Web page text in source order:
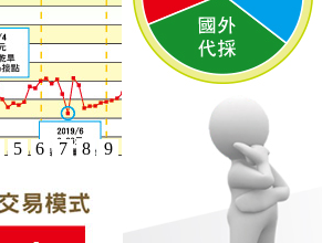
5 6 7 8 9